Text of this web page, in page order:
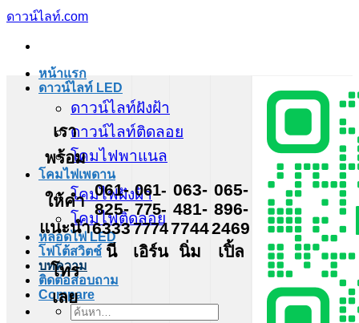
ข้าม
เนื้อหา
ดาวน์ไลท์.com
หน้าแรก
ดาวน์ไลท์ LED
ดาวน์ไลท์ฝังฝ้า
ดาวน์ไลท์ติดลอย
โคมไฟพาแนล
โคมไฟเพดาน
โคมไฟฝังฝ้า
โคมไฟติดลอย
หลอดไฟ LED
โฟโต้สวิตช์
บทความ
ติดต่อสอบถาม
Compare
ค้นหา:
เรา
พร้อม
ให้คำ
แนะนำ
โทร
เลย
061-
825-
6333
นี
061-
775-
7774
เอิร์น
063-
481-
7744
นิ่ม
065-
896-
2469
เปิ้ล